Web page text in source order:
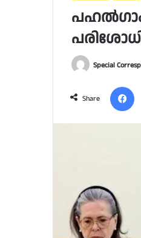
Special
Share